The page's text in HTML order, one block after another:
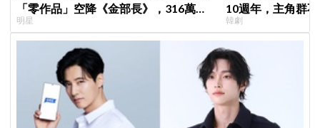
「零作品」空降《金部長》，316萬舊
片被挖出網驚呆：星味藏不住！
明星
10週年，主角群
錄製特別節目
韓劇